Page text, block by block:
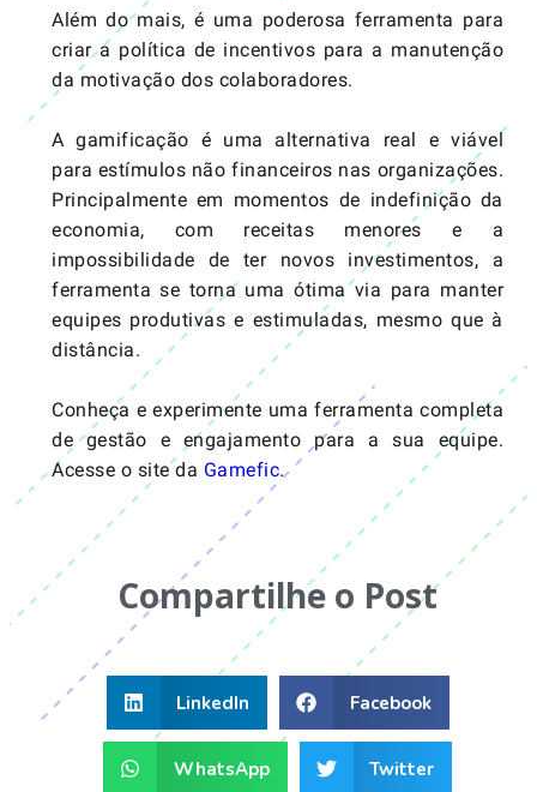
Além do mais, é uma poderosa ferramenta para
criar a política de incentivos para a manutenção
da motivação dos colaboradores.
A gamificação é uma alternativa real e viável
para estímulos não financeiros nas organizações.
Principalmente em momentos de indefinição da
economia, com receitas menores e a
impossibilidade de ter novos investimentos, a
ferramenta se torna uma ótima via para manter
equipes produtivas e estimuladas, mesmo que à
distância.
Conheça e experimente uma ferramenta completa
de gestão e engajamento para a sua equipe.
Acesse o site da Gamefic.
Compartilhe o Post
LinkedIn Facebook
WhatsApp Twitter